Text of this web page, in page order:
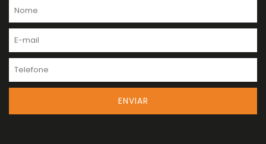
Nome
E-
Telefone
ENVIAR